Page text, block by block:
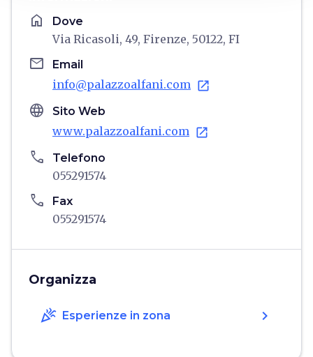
home Dove
Via Ricasoli, 49, Firenze, 50122, FI
email Email
info@palazzoalfani.com open_in_new
language Sito Web
www.palazzoalfani.com open_in_new
phone Telefono
055291574
phone Fax
055291574
Organizza
celebration Esperienze in zona chevron_right